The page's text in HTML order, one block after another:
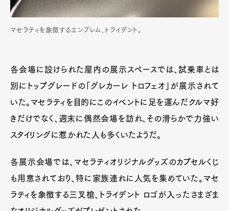
マセラティを象徴するエンブレム、トライデント。
各会場に設けられた屋内の展示スペースでは、試乗車とは
別にトップグレードの「グレカーレ トロフェオ」が展示されて
いた。マセラティを目的にこのイベントに足を運んだクルマ好
きだけでなく、週末に偶然会場を訪れ、その滑らかで力強い
スタイリングに惹かれた人も多くいたようだ。
各展示会場では、マセラティオリジナルグッズのカプセルくじ
も用意されており、特に家族連れに人気を集めていた。マセ
ラティを象徴する三叉槍、トライデント ロゴが入ったさまざま